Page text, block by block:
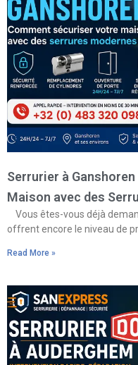
Serrurier à
Maison avec des
Vous êtes-vous déjà
offrent encore le niveau de
Read More »